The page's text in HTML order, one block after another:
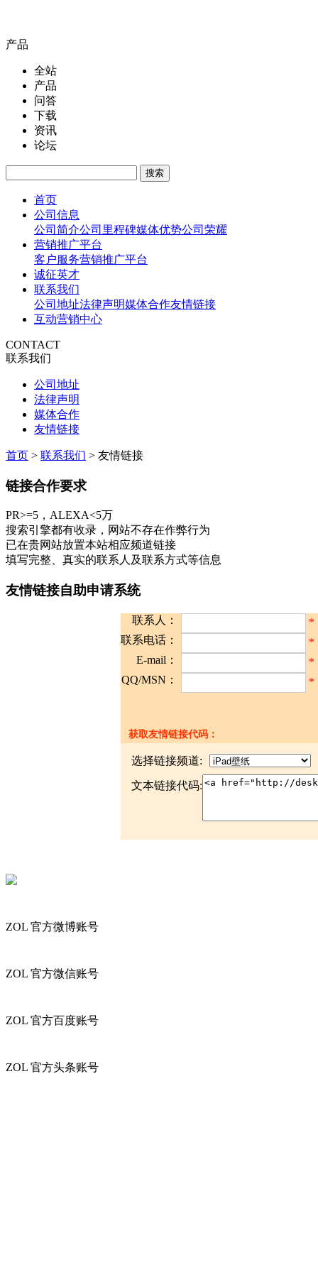
产品
全站
产品
问答
下载
资讯
论坛
首页
公司信息
公司简介公司里程碑媒体优势公司荣耀
营销推广平台
客户服务营销推广平台
诚征英才
联系我们
公司地址法律声明媒体合作友情链接
互动营销中心
CONTACT
联系我们
公司地址
法律声明
媒体合作
友情链接
首页 > 联系我们 > 友情链接
链接合作要求
PR>=5，ALEXA<5万
搜索引擎都有收录，网站不存在作弊行为
已在贵网站放置本站相应频道链接
填写完整、真实的联系人及联系方式等信息
友情链接自助申请系统
联系人：
*
联系电话：
*
E-mail：
*
QQ/MSN：
*
获取友情链接代码：
选择链接频道:
文本链接代码:
ZOL 官方微博账号
ZOL 官方微信账号
ZOL 官方百度账号
ZOL 官方头条账号